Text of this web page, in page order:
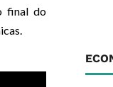
final do